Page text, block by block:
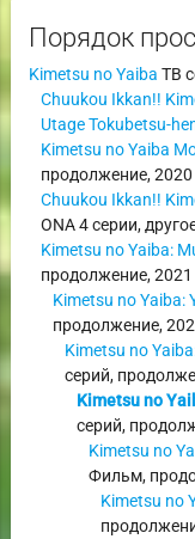
Порядок
Kimetsu no Yaiba ТВ
Chuukou Ikkan!!
Utage Tokubetsu-
Kimetsu no Yaiba
продолжение,2020
Chuukou Ikkan!!
ONA4 серии,
Kimetsu no Yaiba:
продолжение,2021
Kimetsu no Yaiba:
продолжение,
Kimetsu no
серий,
Kimetsu no
серий,
Kimetsu no
Фильм,
Kimetsu no